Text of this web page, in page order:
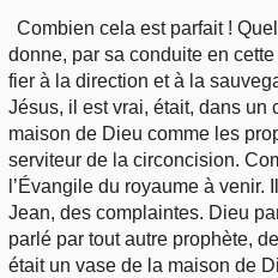
Combien cela est parfait !
donne, par sa conduite en
fier à la direction et à la
Jésus, il est vrai, était, dans un
maison de Dieu comme les
serviteur de la circoncision.
l’Évangile du royaume à
Jean, des complaintes. Dieu
parlé par tout autre prophète,
était un vase de la maison de